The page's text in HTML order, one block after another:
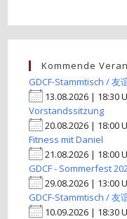
Kommende
GDCF-Stammtisch / 友
13.08.2026 | 18:30
Vorstandssitzung
20.08.2026 | 18:00
Fitness mit Daniel
21.08.2026 | 18:00
GDCF - Sommerfest
29.08.2026 | 13:00
GDCF-Stammtisch / 友
10.09.2026 | 18:30